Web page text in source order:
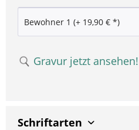
Gravur jetzt ansehen!
Schriftarten